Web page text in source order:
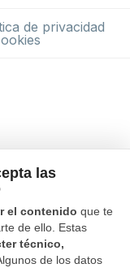
las
el contenido que te
de ello. Estas
técnico,
de los datos
de privacidad